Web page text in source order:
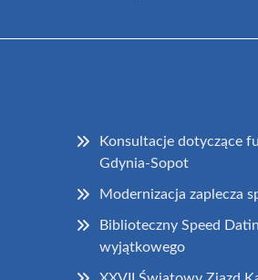
Konsultacje dotyczące
Gdynia-Sopot
Modernizacja zaplecza
Biblioteczny Speed
wyjątkowego